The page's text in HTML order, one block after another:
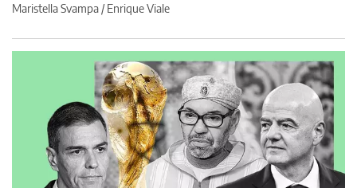
Maristella Svampa /Enrique Viale